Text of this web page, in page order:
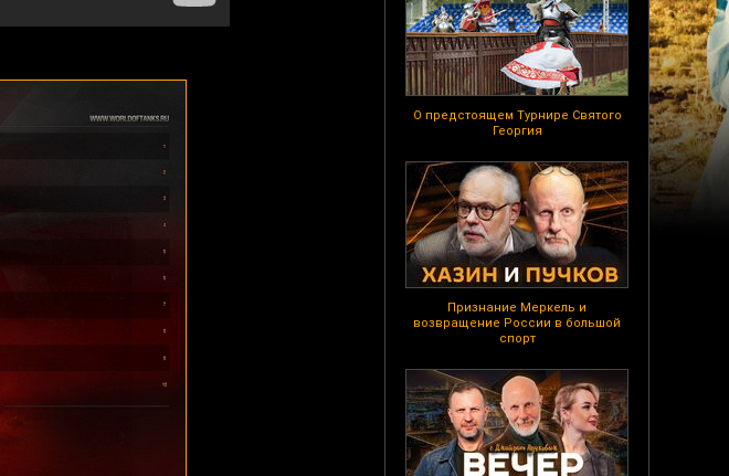
О предстоящем Турнире Святого
Георгия
Признание Меркель и
возвращение России в большой
спорт